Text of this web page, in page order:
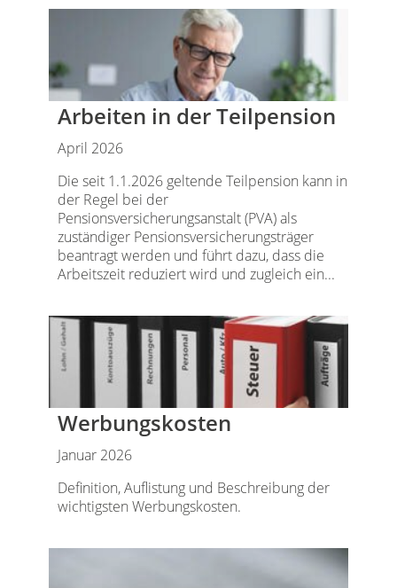
Arbeiten in der Teilpension
April 2026
Die seit 1.1.2026 geltende Teilpension kann in
der Regel bei der
Pensionsversicherungsanstalt (PVA) als
zuständiger Pensionsversicherungsträger
beantragt werden und führt dazu, dass die
Arbeitszeit reduziert wird und zugleich ein...
Werbungskosten
Januar 2026
Definition, Auflistung und Beschreibung der
wichtigsten Werbungskosten.